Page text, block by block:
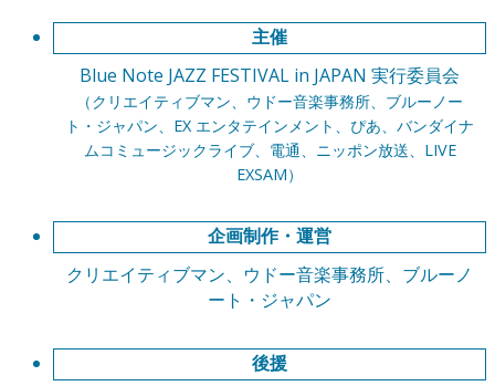
主催
Blue Note JAZZ FESTIVAL in JAPAN 実行委員会
（クリエイティブマン、ウドー⾳楽事務所、ブルーノー
ト・ジャパン、EX エンタテインメント、ぴあ、バンダイナ
ムコミュージックライブ、電通、ニッポン放送、LIVE
EXSAM）
企画制作・運営
クリエイティブマン、ウドー⾳楽事務所、ブルーノ
ート・ジャパン
後援